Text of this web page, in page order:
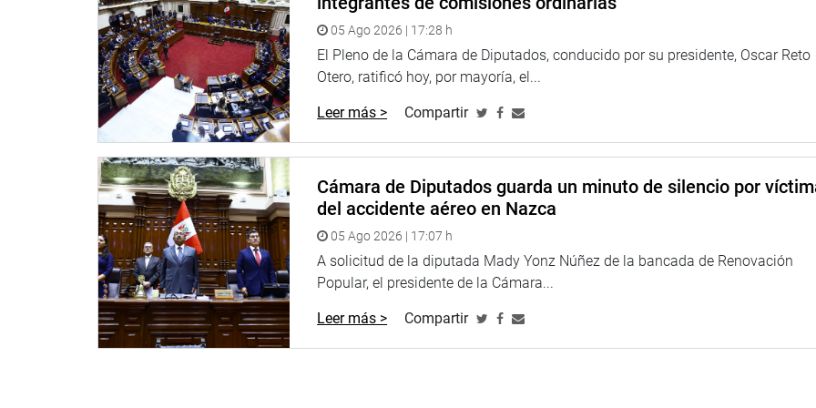
05 Ago 2026 | 17:28 h
El Pleno de la Cámara de Diputados, conducido por su presidente, Oscar Reto
Otero, ratificó hoy, por mayoría, el...
Leer más > Compartir
Cámara de Diputados guarda un minuto de silencio por
del accidente aéreo en Nazca
05 Ago 2026 | 17:07 h
A solicitud de la diputada Mady Yonz Núñez de la bancada de Renovación
Popular, el presidente de la Cámara...
Leer más > Compartir